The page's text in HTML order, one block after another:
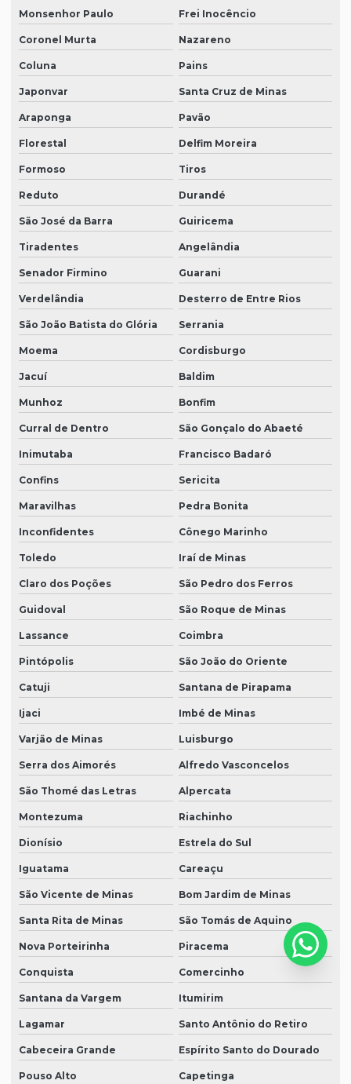
Monsenhor Paulo Frei Inocêncio
Coronel Murta Nazareno
Coluna Pains
Japonvar Santa Cruz de Minas
Araponga Pavão
Florestal Delfim Moreira
Formoso Tiros
Reduto Durandé
São José da Barra Guiricema
Tiradentes Angelândia
Senador Firmino Guarani
Verdelândia Desterro de Entre Rios
São João Batista do Glória Serrania
Moema Cordisburgo
Jacuí Baldim
Munhoz Bonfim
Curral de Dentro São Gonçalo do Abaeté
Inimutaba Francisco Badaró
Confins Sericita
Maravilhas Pedra Bonita
Inconfidentes Cônego Marinho
Toledo Iraí de Minas
Claro dos Poções São Pedro dos Ferros
Guidoval São Roque de Minas
Lassance Coimbra
Pintópolis São João do Oriente
Catuji Santana de Pirapama
Ijaci Imbé de Minas
Varjão de Minas Luisburgo
Serra dos Aimorés Alfredo Vasconcelos
São Thomé das Letras Alpercata
Montezuma Riachinho
Dionísio Estrela do Sul
Iguatama Careaçu
São Vicente de Minas Bom Jardim de Minas
Santa Rita de Minas São Tomás de Aquino
Nova Porteirinha Piracema
Conquista Comercinho
Santana da Vargem Itumirim
Lagamar Santo Antônio do Retiro
Cabeceira Grande Espírito Santo do Dourado
Pouso Alto Capetinga